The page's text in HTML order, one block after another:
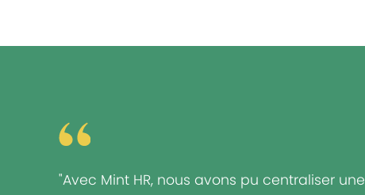
"Avec Mint HR, nous avons pu centraliser une